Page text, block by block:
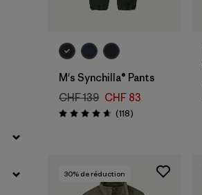
Filtrer par
Filtrer par
M's Synchilla® Pants
CHF 139 CHF 83
Évaluation: 4.7 / 5
(118Avis
)
30% de réduction